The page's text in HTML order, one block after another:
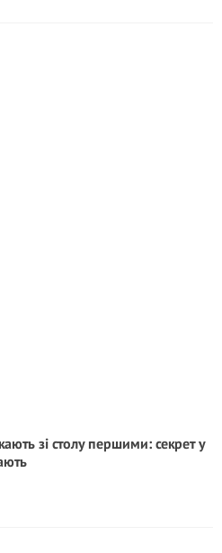
зі столу першими: секрет у